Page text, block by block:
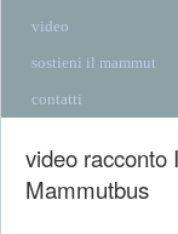
video
sostieni il mammut
contatti
video racconto
Mammutbus